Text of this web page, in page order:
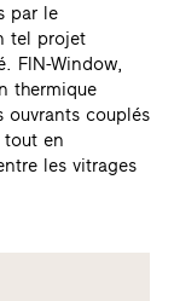
par le
tel projet
FIN-Window,
thermique
couplés
en
les vitrages